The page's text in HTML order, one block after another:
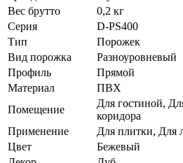
Вес брутто
0,2 кг
Серия
D-PS400
Тип
Порожек
Вид порожка
Разноуровневый
Профиль
Прямой
Материал
ПВХ
Помещение
Для гостиной,
коридора
Применение
Для плитки, Для
Цвет
Бежевый